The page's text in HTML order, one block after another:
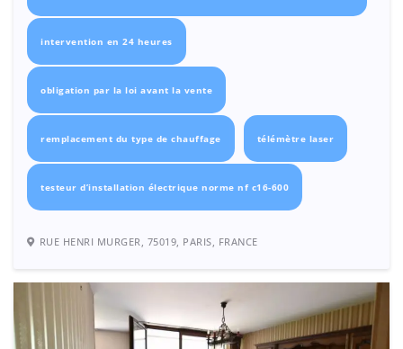
intervention en 24 heures
obligation par la loi avant la vente
remplacement du type de chauffage télémètre laser
testeur d’installation électrique norme nf c16-600
RUE HENRI MURGER, 75019, PARIS, FRANCE